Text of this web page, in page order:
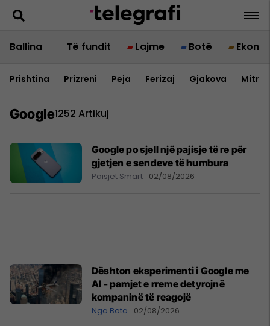
Ballina Të fundit Lajme Botë
Prishtina Prizreni Peja Ferizaj Gjakova
Google1252 Artikuj
Google po sjell një pajisje të re për
gjetjen e sendeve të humbura
Paisjet Smart 02/08/2026
Dështon eksperimenti i Google me
AI - pamjet e rreme detyrojnë
kompaninë të reagojë
Nga Bota 02/08/2026